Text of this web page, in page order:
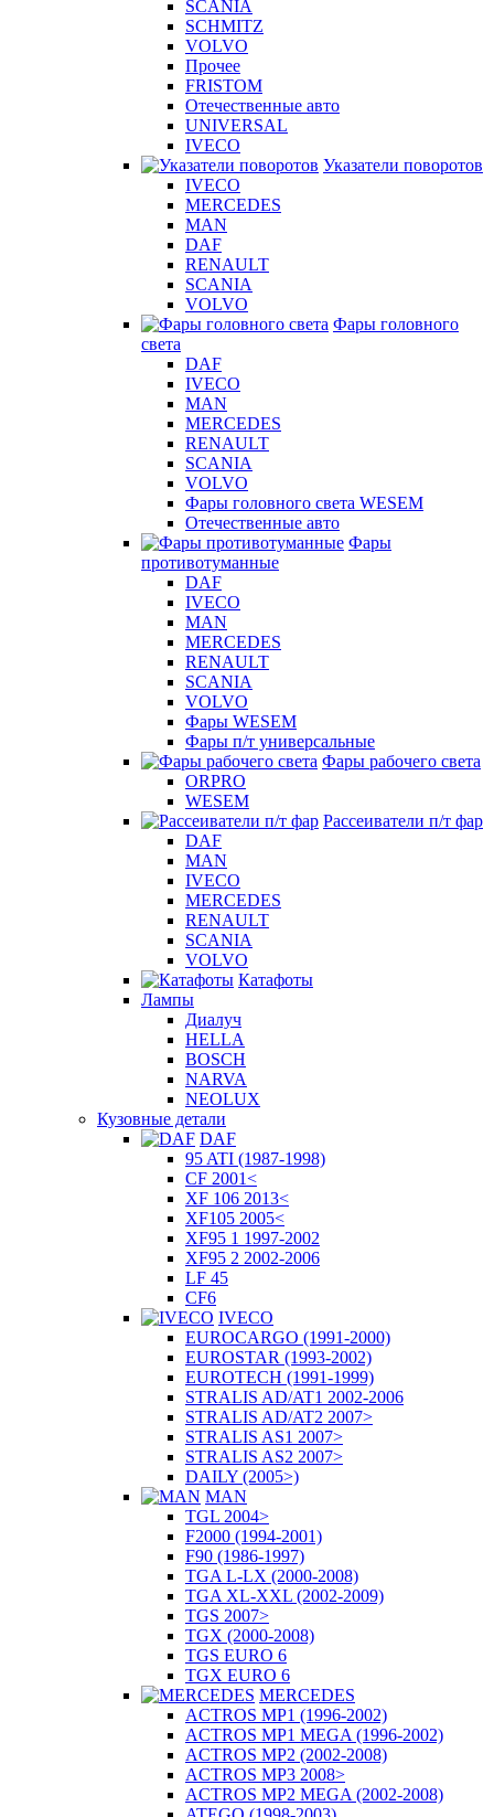
SCANIA
SCHMITZ
VOLVO
Прочее
FRISTOM
Отечественные авто
UNIVERSAL
IVECO
Указатели поворотов
IVECO
MERCEDES
MAN
DAF
RENAULT
SCANIA
VOLVO
Фары головного
света
DAF
IVECO
MAN
MERCEDES
RENAULT
SCANIA
VOLVO
Фары головного света WESEM
Отечественные авто
Фары
противотуманные
DAF
IVECO
MAN
MERCEDES
RENAULT
SCANIA
VOLVO
Фары WESEM
Фары п/т универсальные
Фары рабочего света
ORPRO
WESEM
Рассеиватели п/т фар
DAF
MAN
IVECO
MERCEDES
RENAULT
SCANIA
VOLVO
Катафоты
Лампы
Диалуч
HELLA
BOSCH
NARVA
NEOLUX
Кузовные детали
DAF
95 ATI (1987-1998)
CF 2001<
XF 106 2013<
XF105 2005<
XF95 1 1997-2002
XF95 2 2002-2006
LF 45
CF6
IVECO
EUROCARGO (1991-2000)
EUROSTAR (1993-2002)
EUROTECH (1991-1999)
STRALIS AD/AT1 2002-2006
STRALIS AD/AT2 2007>
STRALIS AS1 2007>
STRALIS AS2 2007>
DAILY (2005>)
MAN
TGL 2004>
F2000 (1994-2001)
F90 (1986-1997)
TGA L-LX (2000-2008)
TGA XL-XXL (2002-2009)
TGS 2007>
TGX (2000-2008)
TGS EURO 6
TGX EURO 6
MERCEDES
ACTROS MP1 (1996-2002)
ACTROS MP1 MEGA (1996-2002)
ACTROS MP2 (2002-2008)
ACTROS MP3 2008>
ACTROS MP2 MEGA (2002-2008)